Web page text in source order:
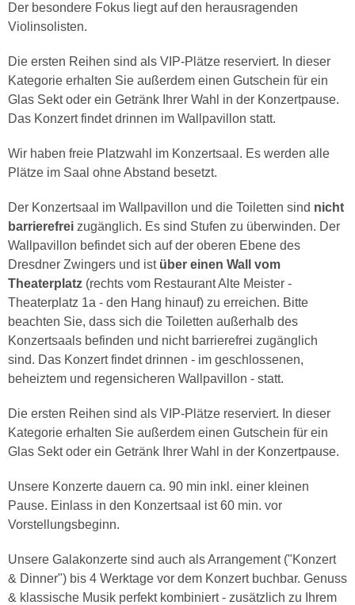
Der besondere Fokus liegt auf den herausragenden
Violinsolisten.
Die ersten Reihen sind als VIP-Plätze reserviert. In dieser
Kategorie erhalten Sie außerdem einen Gutschein für ein
Glas Sekt oder ein Getränk Ihrer Wahl in der Konzertpause.
Das Konzert findet drinnen im Wallpavillon statt.
Wir haben freie Platzwahl im Konzertsaal. Es werden alle
Plätze im Saal ohne Abstand besetzt.
Der Konzertsaal im Wallpavillon und die Toiletten sind nicht
barrierefrei zugänglich. Es sind Stufen zu überwinden. Der
Wallpavillon befindet sich auf der oberen Ebene des
Dresdner Zwingers und ist über einen Wall vom
Theaterplatz (rechts vom Restaurant Alte Meister -
Theaterplatz 1a - den Hang hinauf) zu erreichen. Bitte
beachten Sie, dass sich die Toiletten außerhalb des
Konzertsaals befinden und nicht barrierefrei zugänglich
sind. Das Konzert findet drinnen - im geschlossenen,
beheiztem und regensicheren Wallpavillon - statt.
Die ersten Reihen sind als VIP-Plätze reserviert. In dieser
Kategorie erhalten Sie außerdem einen Gutschein für ein
Glas Sekt oder ein Getränk Ihrer Wahl in der Konzertpause.
Unsere Konzerte dauern ca. 90 min inkl. einer kleinen
Pause. Einlass in den Konzertsaal ist 60 min. vor
Vorstellungsbeginn.
Unsere Galakonzerte sind auch als Arrangement ("Konzert
& Dinner") bis 4 Werktage vor dem Konzert buchbar. Genuss
& klassische Musik perfekt kombiniert - zusätzlich zu Ihrem